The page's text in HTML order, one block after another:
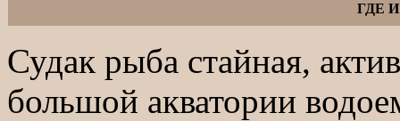
ГДЕ
Судак рыба стайная,
большой акватории